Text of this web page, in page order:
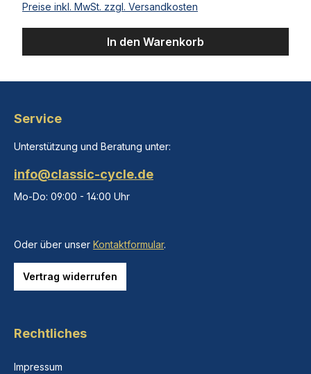
Preise inkl. MwSt. zzgl. Versandkosten
In den Warenkorb
Service
Unterstützung und Beratung unter:
info@classic-cycle.de
Mo-Do: 09:00 - 14:00 Uhr
Oder über unser Kontaktformular.
Vertrag widerrufen
Rechtliches
Impressum